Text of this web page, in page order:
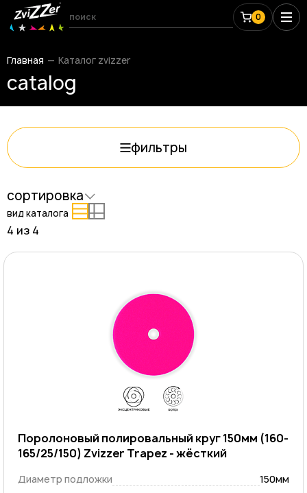
0
Главная Каталог zvizzer
catalog
фильтры
сортировка
вид каталога
4 из 4
Поролоновый полировальный круг 150мм (160-
165/25/150) Zvizzer Trapez - жёсткий
Диаметр подложки
150мм